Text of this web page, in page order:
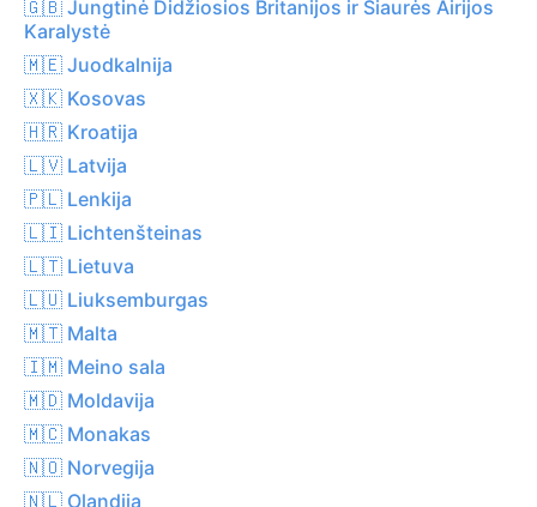
🇬🇧 Jungtinė Didžiosios Britanijos ir Šiaurės Airijos
Karalystė
🇲🇪 Juodkalnija
🇽🇰 Kosovas
🇭🇷 Kroatija
🇱🇻 Latvija
🇵🇱 Lenkija
🇱🇮 Lichtenšteinas
🇱🇹 Lietuva
🇱🇺 Liuksemburgas
🇲🇹 Malta
🇮🇲 Meino sala
🇲🇩 Moldavija
🇲🇨 Monakas
🇳🇴 Norvegija
🇳🇱 Olandija